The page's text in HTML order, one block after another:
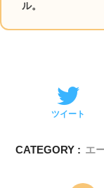
ル。
ツイート
CATEGORY : エ